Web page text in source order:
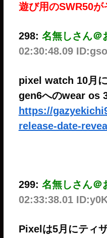
遊び用のSWR50
298: 名無しさん＠
02:30:48.09
pixel watch 10月
gen6へのwear os
https://
release-date-
299: 名無しさん＠
02:33:38.01
Pixelは5月にティ